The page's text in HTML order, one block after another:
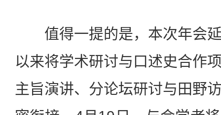
值得一提的是，本次年会延
以来将学术研讨与口述史合作
主旨演讲、分论坛研讨与田野